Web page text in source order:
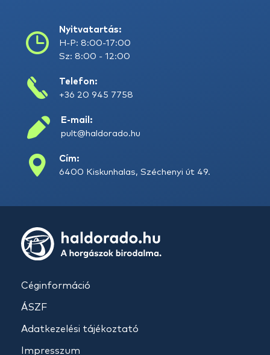
Nyitvatartás:
H-P: 8:00-17:00
Sz: 8:00 - 12:00
Telefon:
+36 20 945 7758
E-mail:
pult@haldorado.hu
Cím:
6400 Kiskunhalas, Széchenyi út 49.
Céginformáció
ÁSZF
Adatkezelési tájékoztató
Impresszum